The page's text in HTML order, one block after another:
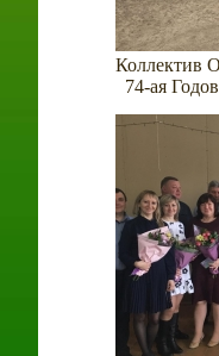
74-ая